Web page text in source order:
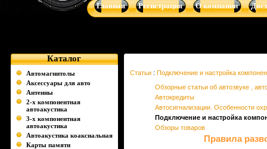
Главная Регистрация О компании
Каталог
Автомагнитолы
Аксессуары для авто
Антенны
2-х компонентная
автоакустика
3-х компонентная
автоакустика
Автоакустика коаксиальная
Карты памяти
Статьи : Подключение и настройка
Обзорные статьи об автозвуке ,
Автокредиты
Автосигнализации. Особенности
Подключение и настройка
Обзоры товаров
Правила